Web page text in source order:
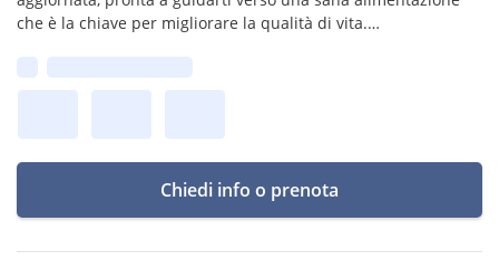
che è la chiave per migliorare la qualità di vita.
Chiedi info o prenota